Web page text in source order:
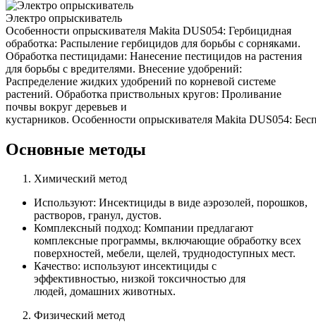
Электро опрыскиватель
Особенности опрыскивателя Makita DUS054: Гербицидная
обработка: Распыление гербицидов для борьбы с сорняками.
Обработка пестицидами: Нанесение пестицидов на растения
для борьбы с вредителями. Внесение удобрений:
Распределение жидких удобрений по корневой системе
растений. Обработка приствольных кругов: Проливание
почвы вокруг деревьев и
кустарников. Особенности опрыскивателя Makita DUS054:
Основные методы
Химический метод
Используют: Инсектициды в виде аэрозолей, порошков,
растворов, гранул, дустов.
Комплексный подход: Компании предлагают
комплексные программы, включающие обработку всех
поверхностей, мебели, щелей, труднодоступных мест.
Качество: используют инсектициды с
эффективностью, низкой токсичностью для
людей, домашних животных.
Физический метод